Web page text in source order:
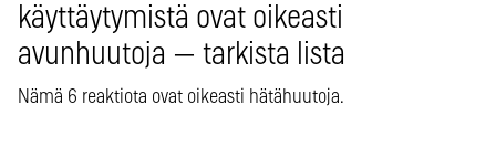
käyttäytymistä ovat oikeasti
avunhuutoja — tarkista lista
Nämä 6 reaktiota ovat oikeasti hätähuutoja.